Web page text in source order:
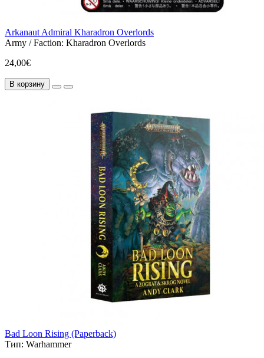
Arkanaut Admiral Kharadron Overlords
Army / Faction: Kharadron Overlords
24,00€
В корзину
Bad Loon Rising (Paperback)
Тип: Warhammer